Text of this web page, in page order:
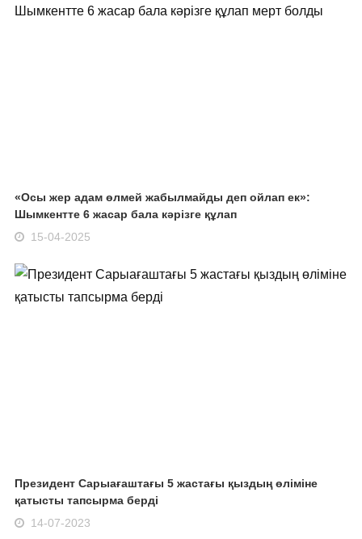
«Осы жер адам өлмей жабылмайды деп ойлап ек»:
Шымкентте 6 жасар бала кәрізге құлап
15-04-2025
Президент Сарыағаштағы 5 жастағы қыздың өліміне
қатысты тапсырма берді
14-07-2023